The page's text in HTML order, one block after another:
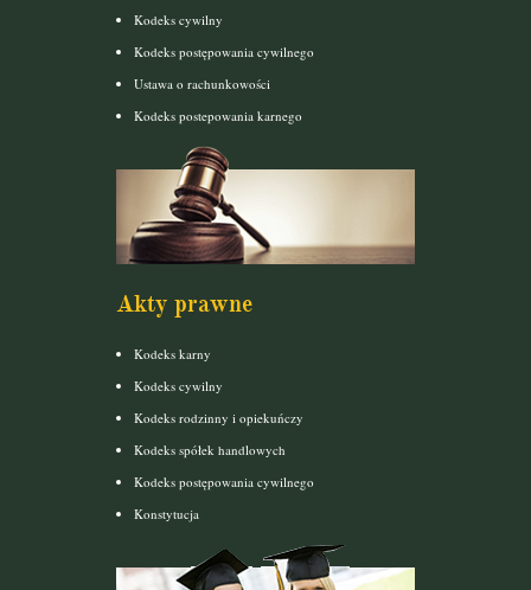
Kodeks cywilny
Kodeks postępowania cywilnego
Ustawa o rachunkowości
Kodeks postepowania karnego
Akty prawne
Kodeks karny
Kodeks cywilny
Kodeks rodzinny i opiekuńczy
Kodeks spółek handlowych
Kodeks postępowania cywilnego
Konstytucja